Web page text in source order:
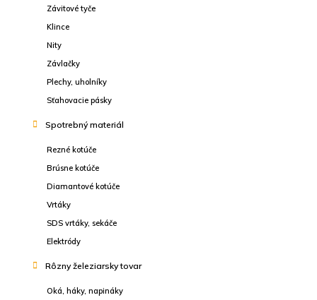
Závitové tyče
Klince
Nity
Závlačky
Plechy, uholníky
Sťahovacie pásky
Spotrebný materiál
Rezné kotúče
Brúsne kotúče
Diamantové kotúče
Vrtáky
SDS vrtáky, sekáče
Elektródy
Rôzny železiarsky tovar
Oká, háky, napináky